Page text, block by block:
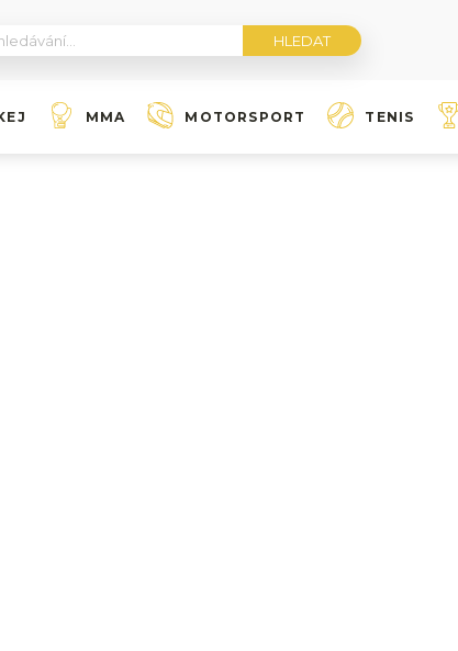
MMA MOTORSPORT TENIS